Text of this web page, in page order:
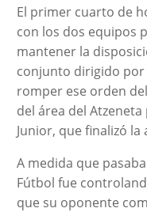
El primer cuarto de
con los dos equipos
mantener la
conjunto dirigido por
romper ese orden
del área del
Junior, que finalizó
A medida que
Fútbol fue
que su oponente